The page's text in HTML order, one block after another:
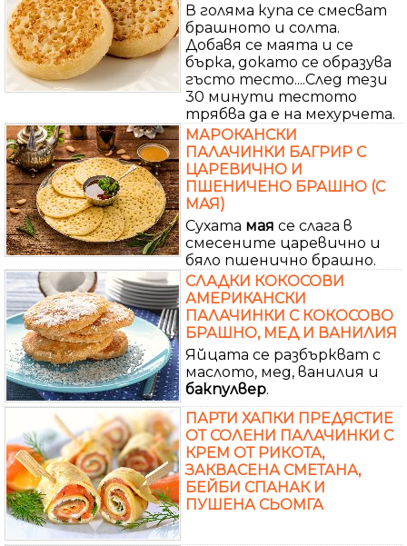
В голяма купа се смесват
брашното и солта.
Добавя се маята и се
бърка, докато се образува
гъсто тесто....След тези
30 минути тестото
трябва да е на мехурчета.
МАРОКАНСКИ
ПАЛАЧИНКИ БАГРИР С
ЦАРЕВИЧНО И
ПШЕНИЧЕНО БРАШНО (С
МАЯ)
Сухата мая се слага в
смесените царевично и
бяло пшенично брашно.
СЛАДКИ КОКОСОВИ
АМЕРИКАНСКИ
ПАЛАЧИНКИ С КОКОСОВО
БРАШНО, МЕД И ВАНИЛИЯ
Яйцата се разбъркват с
маслото, мед, ванилия и
бакпулвер.
ПАРТИ ХАПКИ ПРЕДЯСТИЕ
ОТ СОЛЕНИ ПАЛАЧИНКИ С
КРЕМ ОТ РИКОТА,
ЗАКВАСЕНА СМЕТАНА,
БЕЙБИ СПАНАК И
ПУШЕНА СЬОМГА